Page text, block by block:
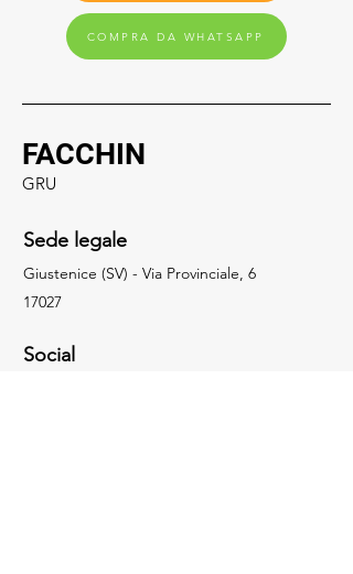
COMPRA DA WHATSAPP
FACCHIN
GRU
Sede legale
Giustenice (SV) - Via Provinciale, 6
17027
Social